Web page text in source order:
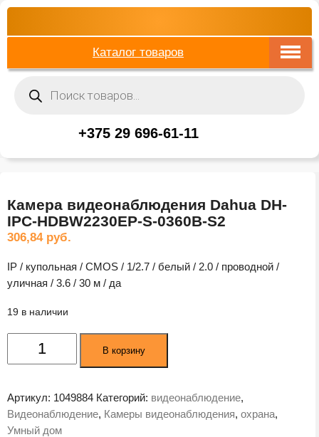
Каталог товаров
товаров
+375 29 696-61-11
Камера видеонаблюдения Dahua DH-
IPC-HDBW2230EP-S-0360B-S2
306,84 руб.
IP / купольная / CMOS / 1/2.7 / белый / 2.0 / проводной /
уличная / 3.6 / 30 м / да
19 в наличии
Количество
товара
Dahua
DH-
В корзину
Артикул: 1049884 Категорий: видеонаблюдение,
Видеонаблюдение, Камеры видеонаблюдения, охрана,
Умный дом